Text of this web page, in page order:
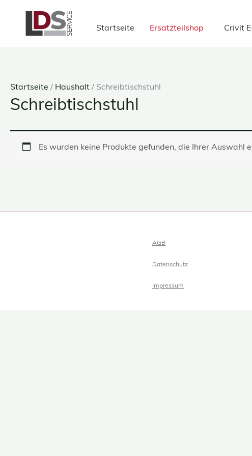
springen
Startseite Ersatzteilshop Crivit
Startseite / Haushalt / Schreibtischstuhl
Schreibtischstuhl
Es wurden keine Produkte gefunden, die Ihrer Auswahl
AGB
Datenschutz
Impressum